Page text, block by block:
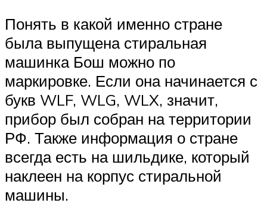
Понять в какой именно стране
была выпущена стиральная
машинка Бош можно по
маркировке. Если она начинается с
букв WLF, WLG, WLX, значит,
прибор был собран на территории
РФ. Также информация о стране
всегда есть на шильдике, который
наклеен на корпус стиральной
машины.